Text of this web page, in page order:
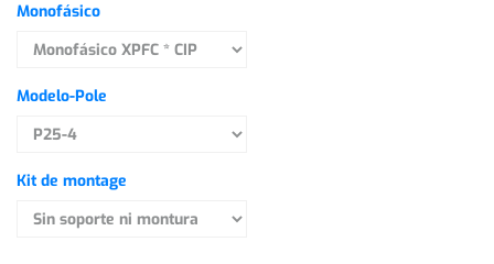
Monofásico
Modelo-Pole
Kit de montage